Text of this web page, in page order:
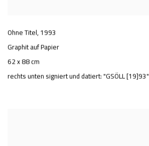
Ohne Titel,1993
Graphit auf Papier
62 x 88 cm
rechts unten signiert und datiert: "GSÖLL [19]93"